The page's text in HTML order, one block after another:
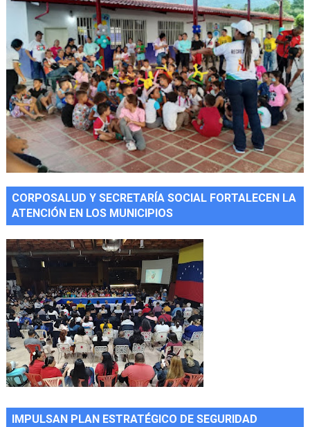
CORPOSALUD Y SECRETARÍA SOCIAL FORTALECEN LA
ATENCIÓN EN LOS MUNICIPIOS
IMPULSAN PLAN ESTRATÉGICO DE SEGURIDAD